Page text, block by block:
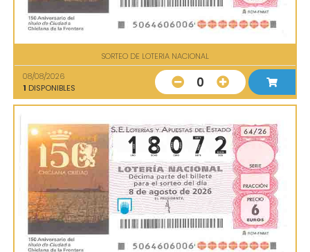
SORTEO DE LOTERIA NACIONAL
08/08/2026
1 DISPONIBLES 0